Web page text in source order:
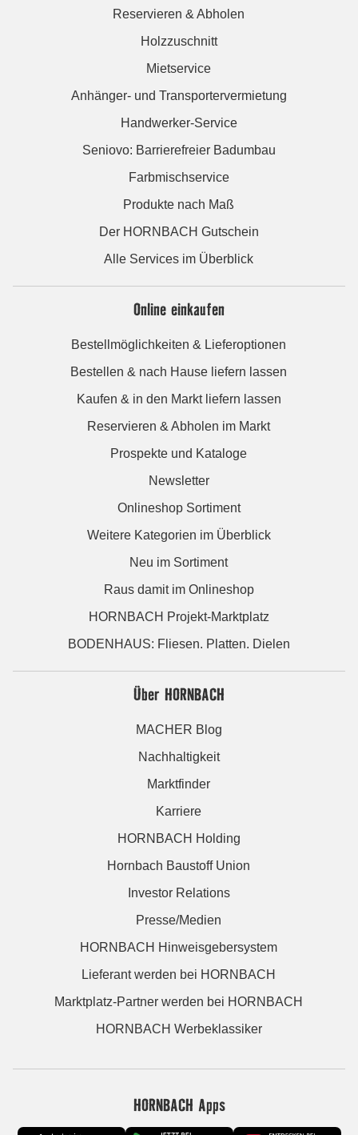
Reservieren & Abholen
Holzzuschnitt
Mietservice
Anhänger- und Transportervermietung
Handwerker-Service
Seniovo: Barrierefreier Badumbau
Farbmischservice
Produkte nach Maß
Der HORNBACH Gutschein
Alle Services im Überblick
Online einkaufen
Bestellmöglichkeiten & Lieferoptionen
Bestellen & nach Hause liefern lassen
Kaufen & in den Markt liefern lassen
Reservieren & Abholen im Markt
Prospekte und Kataloge
Newsletter
Onlineshop Sortiment
Weitere Kategorien im Überblick
Neu im Sortiment
Raus damit im Onlineshop
HORNBACH Projekt-Marktplatz
BODENHAUS: Fliesen. Platten. Dielen
Über HORNBACH
MACHER Blog
Nachhaltigkeit
Marktfinder
Karriere
HORNBACH Holding
Hornbach Baustoff Union
Investor Relations
Presse/Medien
HORNBACH Hinweisgebersystem
Lieferant werden bei HORNBACH
Marktplatz-Partner werden bei HORNBACH
HORNBACH Werbeklassiker
HORNBACH Apps